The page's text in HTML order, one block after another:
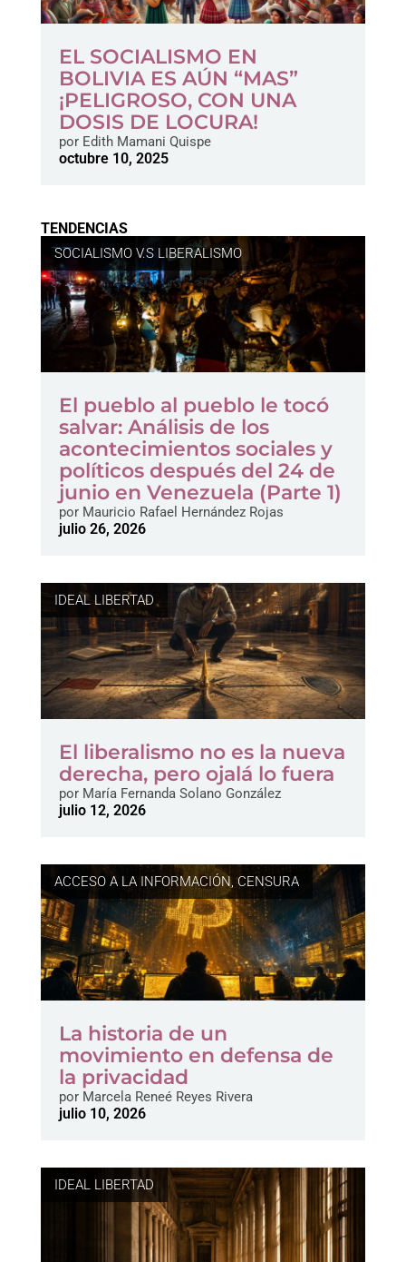
EL SOCIALISMO EN
BOLIVIA ES AÚN “MAS”
¡PELIGROSO, CON UNA
DOSIS DE LOCURA!
porEdith Mamani Quispe
octubre 10, 2025
TENDENCIAS
SOCIALISMO V.S LIBERALISMO
El pueblo al pueblo le tocó
salvar: Análisis de los
acontecimientos sociales y
políticos después del 24 de
junio en Venezuela (Parte 1)
porMauricio Rafael Hernández Rojas
julio 26, 2026
IDEAL LIBERTAD
El liberalismo no es la nueva
derecha, pero ojalá lo fuera
porMaría Fernanda Solano González
julio 12, 2026
ACCESO A LA INFORMACIÓN,CENSURA
La historia de un
movimiento en defensa de
la privacidad
porMarcela Reneé Reyes Rivera
julio 10, 2026
IDEAL LIBERTAD